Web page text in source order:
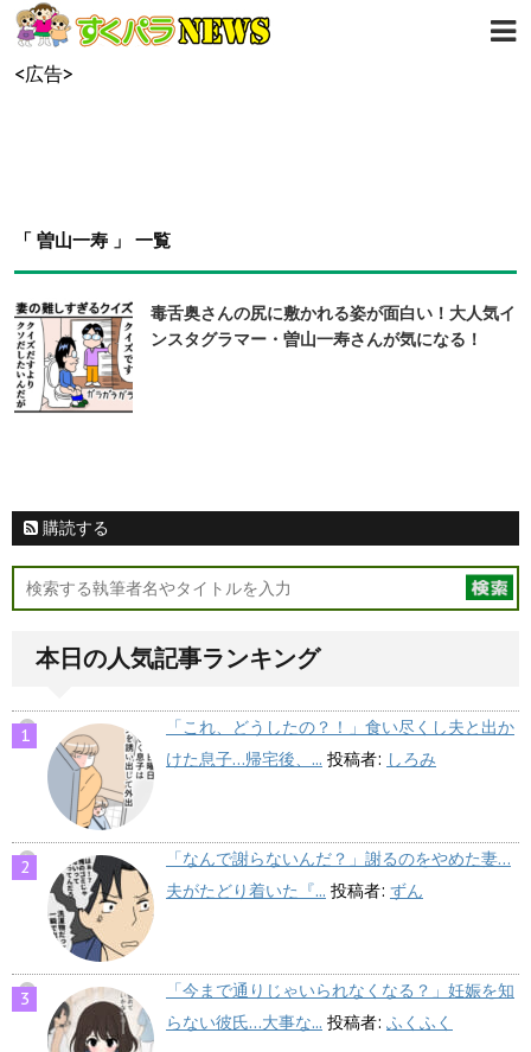
<広告>
「 曽山一寿 」 一覧
毒舌奥さんの尻に敷かれる姿が面白い！大人気イ
ンスタグラマー・曽山一寿さんが気になる！
購読する
本日の人気記事ランキング
「これ、どうしたの？！」食い尽くし夫と出か
けた息子…帰宅後、... 投稿者: しろみ
「なんで謝らないんだ？」謝るのをやめた妻…
夫がたどり着いた『... 投稿者: ずん
「今まで通りじゃいられなくなる？」妊娠を知
らない彼氏…大事な... 投稿者: ふくふく